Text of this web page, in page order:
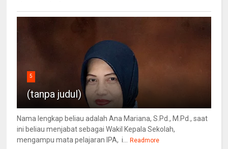
5
(tanpa judul)
Nama lengkap beliau adalah Ana Mariana, S.Pd., M.Pd., saat
ini beliau menjabat sebagai Wakil Kepala Sekolah,
mengampu mata pelajaran IPA, i...
Readmore